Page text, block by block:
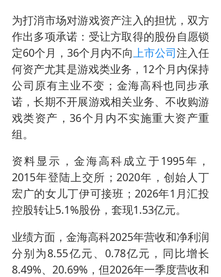
为打消市场对游戏资产注入的担忧，双方
作出多项承诺：受让方取得的股份自愿锁
定60个月，36个月内不向 上市公司注入任
何资产尤其是游戏类业务，12个月内保持
公司原有主业不变；金海高科也同步承
诺，长期不开展游戏相关业务、不收购游
戏类资产，36个月内不实施重大资产重
组。
资料显示，金海高科成立于1995年，
2015年登陆上交所；2020年，创始人丁
宏广的女儿丁伊可接班；2026年1月汇投
控股转让5.1%股份，套现1.53亿元。
业绩方面，金海高科2025年营收和净利润
分别为8.55亿元、0.78亿元，同比增长
8.49%、20.69%，但2026年一季度营收和